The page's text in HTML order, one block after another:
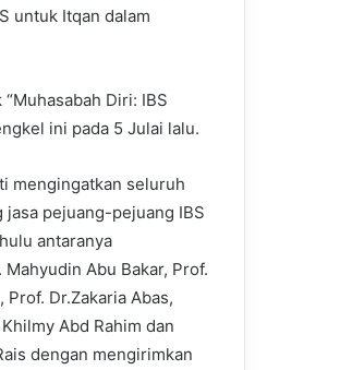
untuk Itqan dalam
Diri: IBS
ini pada 5 Julai lalu.
mengingatkan seluruh
pejuang-pejuang IBS
antaranya
Abu Bakar, Prof.
Prof. Dr.Zakaria Abas,
Abd Rahim dan
dengan mengirimkan